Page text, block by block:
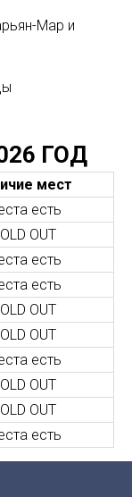
Мар и
ГОД
мест
есть
OUT
есть
есть
OUT
OUT
есть
OUT
OUT
есть